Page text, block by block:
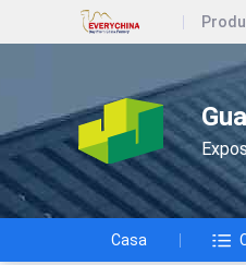
Casa